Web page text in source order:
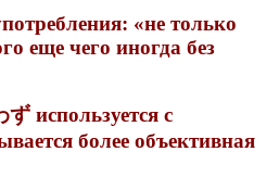
«не только
еще чего иногда без
используется с
более объективная